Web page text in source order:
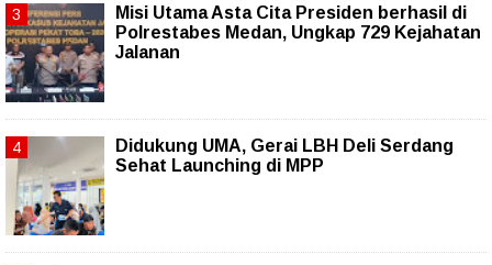
Misi Utama Asta Cita Presiden berhasil di
Polrestabes Medan, Ungkap 729 Kejahatan
Jalanan
Didukung UMA, Gerai LBH Deli Serdang
Sehat Launching di MPP